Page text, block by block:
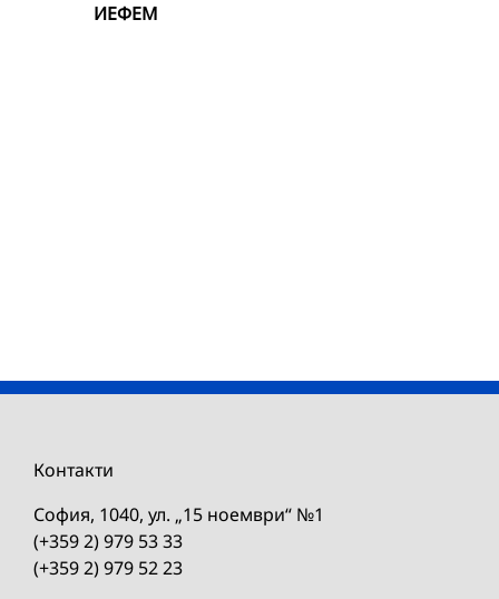
ИЕФЕМ
Контакти
София, 1040, ул. „15 ноември“ №1
(+359 2) 979 53 33
(+359 2) 979 52 23